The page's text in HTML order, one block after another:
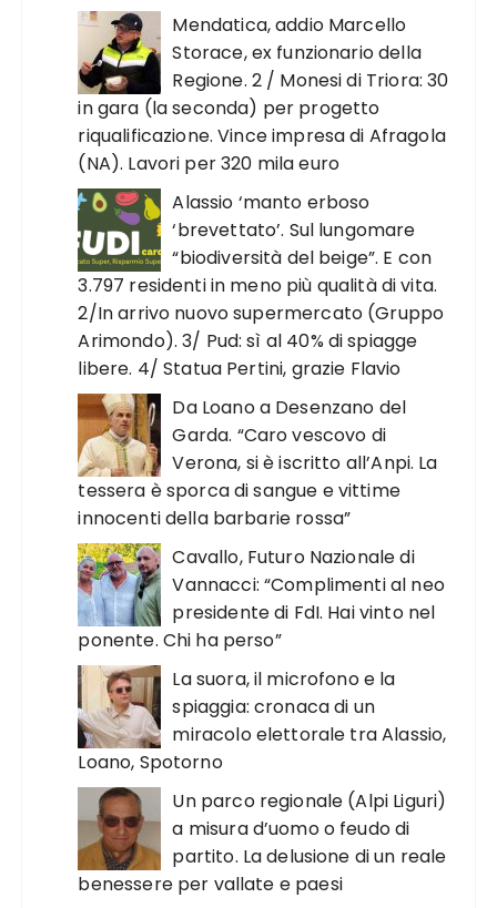
Mendatica, addio Marcello
Storace, ex funzionario della
Regione. 2 / Monesi di Triora: 30
in gara (la seconda) per progetto
riqualificazione. Vince impresa di Afragola
(NA). Lavori per 320 mila euro
Alassio ‘manto erboso
‘brevettato’. Sul lungomare
“biodiversità del beige”. E con
3.797 residenti in meno più qualità di vita.
2/In arrivo nuovo supermercato (Gruppo
Arimondo). 3/ Pud: sì al 40% di spiagge
libere. 4/ Statua Pertini, grazie Flavio
Da Loano a Desenzano del
Garda. “Caro vescovo di
Verona, si è iscritto all’Anpi. La
tessera è sporca di sangue e vittime
innocenti della barbarie rossa”
Cavallo, Futuro Nazionale di
Vannacci: “Complimenti al neo
presidente di FdI. Hai vinto nel
ponente. Chi ha perso”
La suora, il microfono e la
spiaggia: cronaca di un
miracolo elettorale tra Alassio,
Loano, Spotorno
Un parco regionale (Alpi Liguri)
a misura d’uomo o feudo di
partito. La delusione di un reale
benessere per vallate e paesi